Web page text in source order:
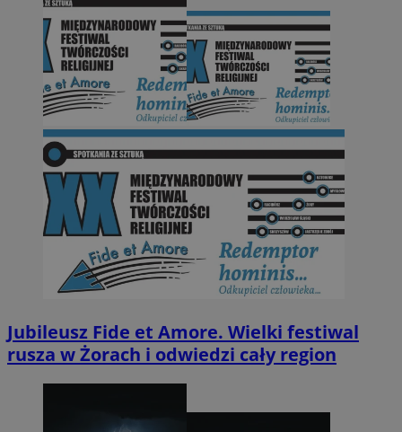
Jubileusz Fide et Amore. Wielki festiwal
rusza w Żorach i odwiedzi cały region